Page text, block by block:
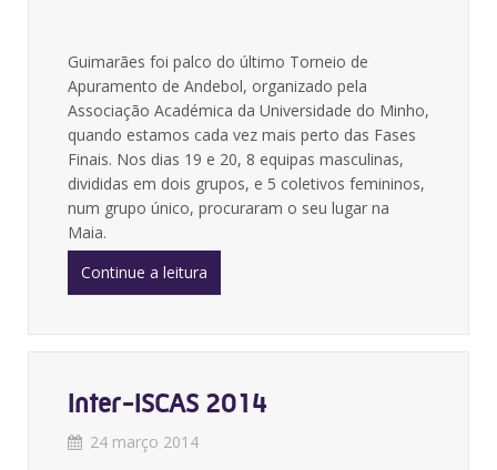
Guimarães foi palco do último Torneio de
Apuramento de Andebol, organizado pela
Associação Académica da Universidade do Minho,
quando estamos cada vez mais perto das Fases
Finais. Nos dias 19 e 20, 8 equipas masculinas,
divididas em dois grupos, e 5 coletivos femininos,
num grupo único, procuraram o seu lugar na
Maia.
Continue a leitura
Inter-ISCAS 2014
24 março 2014